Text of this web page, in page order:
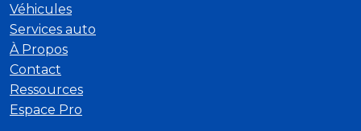
Véhicules
Services auto
À Propos
Contact
Ressources
Espace Pro